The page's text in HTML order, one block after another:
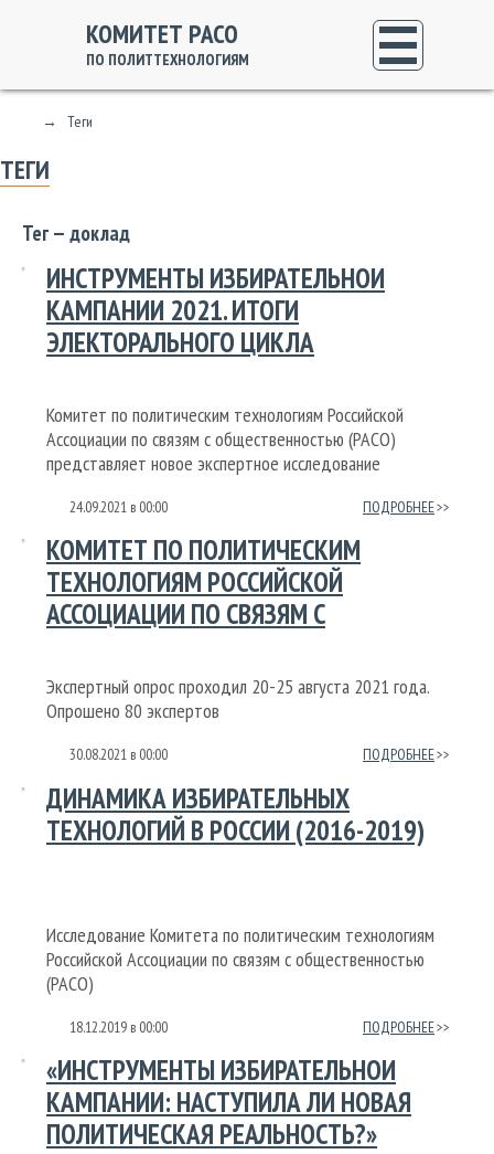
КОМИТЕТ РАСО
ПО ПОЛИТТЕХНОЛОГИЯМ
→ Теги
ТЕГИ
Тег — доклад
ИНСТРУМЕНТЫ ИЗБИРАТЕЛЬНОЙ
КАМПАНИИ 2021. ИТОГИ
ЭЛЕКТОРАЛЬНОГО ЦИКЛА
Комитет по политическим технологиям Российской
Ассоциации по связям с общественностью (РАСО)
представляет новое экспертное исследование
24.09.2021 в 00:00 ПОДРОБНЕЕ
КОМИТЕТ ПО ПОЛИТИЧЕСКИМ
ТЕХНОЛОГИЯМ РОССИЙСКОЙ
АССОЦИАЦИИ ПО СВЯЗЯМ С
ПРЕДСТАВЛЯЕТ ЭКСПЕРТНОЕ
ИССЛЕДОВАНИЕ РЕСУРСОВ И ШАНСОВ
ПАРТИЙ НАКАНУНЕ ВЫБОРОВ В
Экспертный опрос проходил 20-25 августа 2021 года.
Опрошено 80 экспертов
30.08.2021 в 00:00 ПОДРОБНЕЕ
ДИНАМИКА ИЗБИРАТЕЛЬНЫХ
ТЕХНОЛОГИЙ В РОССИИ (2016-2019)
Исследование Комитета по политическим технологиям
Российской Ассоциации по связям с общественностью
(РАСО)
18.12.2019 в 00:00 ПОДРОБНЕЕ
«ИНСТРУМЕНТЫ ИЗБИРАТЕЛЬНОЙ
КАМПАНИИ: НАСТУПИЛА ЛИ НОВАЯ
ПОЛИТИЧЕСКАЯ РЕАЛЬНОСТЬ?»